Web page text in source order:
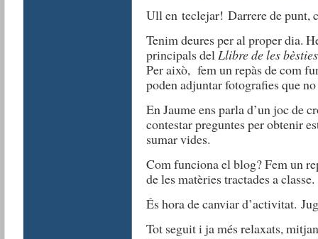
Ull en teclejar! Darrere de punt,
Tenim deures per al proper dia.
principals delLlibre de les bèsties
Per això, fem un repàs de com
poden adjuntar fotografies que
En Jaume ens parla d’un joc de
contestar preguntes per obtenir
sumar vides.
Com funciona el blog? Fem un
de les matèries tractades a classe.
És hora de canviar d’activitat.
Tot seguit i ja més relaxats,